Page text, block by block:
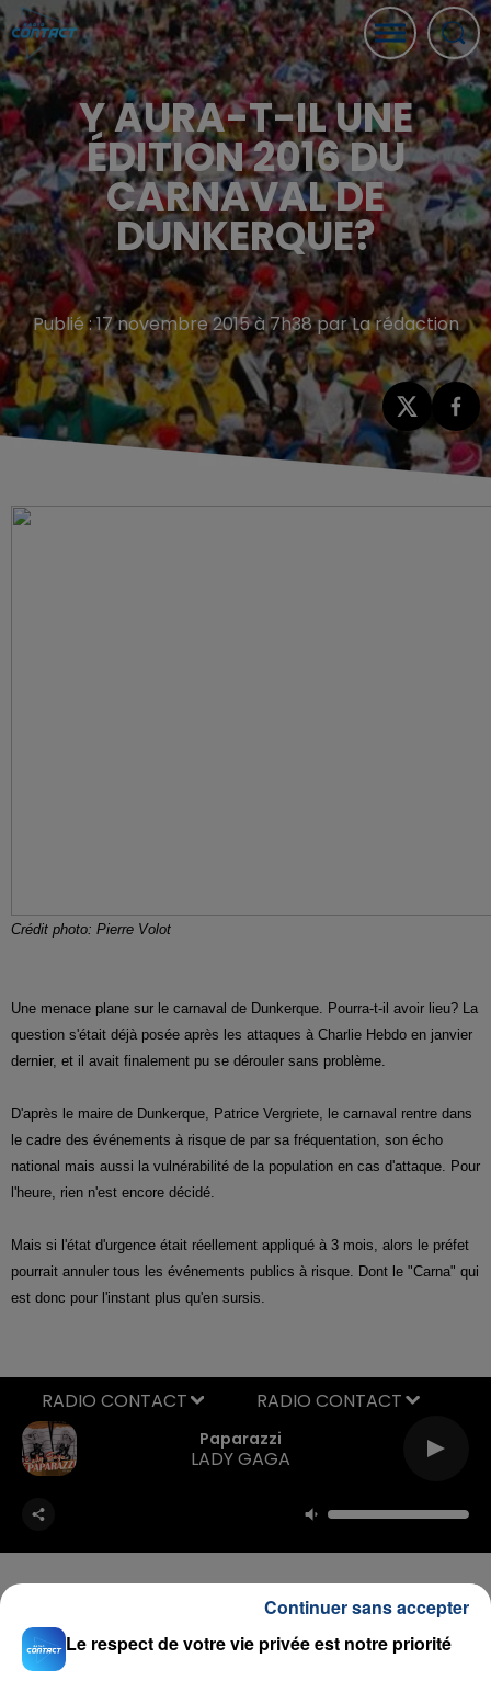
Y AURA-T-IL UNE
ÉDITION 2016 DU
CARNAVAL DE
DUNKERQUE?
Publié : 17 novembre 2015 à 7h38 par La rédaction
Crédit photo: Pierre Volot
Une menace plane sur le carnaval de Dunkerque. Pourra-t-il avoir lieu? La
question s'était déjà posée après les attaques à Charlie Hebdo en janvier
dernier, et il avait finalement pu se dérouler sans problème.
D'après le maire de Dunkerque, Patrice Vergriete, le carnaval rentre dans
le cadre des événements à risque de par sa fréquentation, son écho
national mais aussi la vulnérabilité de la population en cas d'attaque. Pour
l'heure, rien n'est encore décidé.
Mais si l'état d'urgence était réellement appliqué à 3 mois, alors le préfet
pourrait annuler tous les événements publics à risque. Dont le "Carna" qui
est donc pour l'instant plus qu'en sursis.
Paparazzi
LADY GAGA
RADIO CONTACT
FIL D'ACTU
Le respect de votre vie privée est notre priorité
Continuer sans accepter